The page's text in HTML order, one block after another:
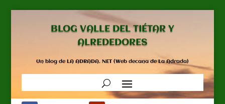
BLOG VALLE DEL TIÉTAR Y
ALREDEDORES
Un blog de LA ADRADA. NET (Web decana de La Adrada)